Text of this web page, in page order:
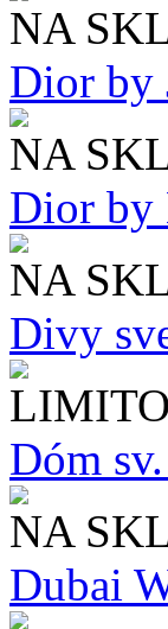
NA
Dior by
NA
Dior by
NA
Divy
Dóm
NA
Dubai